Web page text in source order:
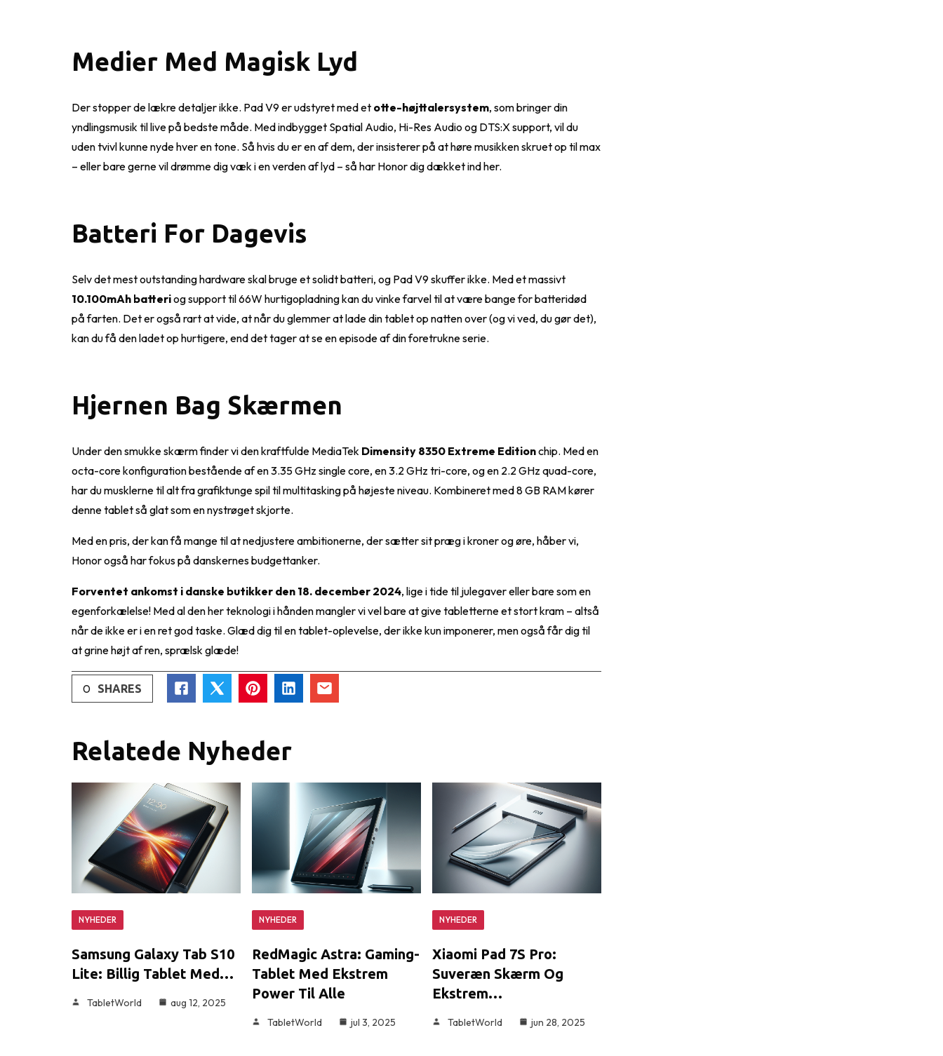
Medier Med Magisk Lyd
Der stopper de lækre detaljer ikke. Pad V9 er udstyret med et otte-højttalersystem, som bringer din
yndlingsmusik til live på bedste måde. Med indbygget Spatial Audio, Hi-Res Audio og DTS:X support, vil du
uden tvivl kunne nyde hver en tone. Så hvis du er en af dem, der insisterer på at høre musikken skruet op til max
– eller bare gerne vil drømme dig væk i en verden af lyd – så har Honor dig dækket ind her.
Batteri For Dagevis
Selv det mest outstanding hardware skal bruge et solidt batteri, og Pad V9 skuffer ikke. Med et massivt
10.100mAh batteriog support til 66W hurtigopladning kan du vinke farvel til at være bange for batteridød
på farten. Det er også rart at vide, at når du glemmer at lade din tablet op natten over (og vi ved, du gør det),
kan du få den ladet op hurtigere, end det tager at se en episode af din foretrukne serie.
Hjernen Bag Skærmen
Under den smukke skærm finder vi den kraftfulde MediaTek Dimensity 8350 Extreme Editionchip. Med en
octa-core konfiguration bestående af en 3.35 GHz single core, en 3.2 GHz tri-core, og en 2.2 GHz quad-core,
har du musklerne til alt fra grafiktunge spil til multitasking på højeste niveau. Kombineret med 8 GB RAM kører
denne tablet så glat som en nystrøget skjorte.
Med en pris, der kan få mange til at nedjustere ambitionerne, der sætter sit præg i kroner og øre, håber vi,
Honor også har fokus på danskernes budgettanker.
Forventet ankomst i danske butikker den 18. december 2024, lige i tide til julegaver eller bare som en
egenforkælelse! Med al den her teknologi i hånden mangler vi vel bare at give tabletterne et stort kram – altså
når de ikke er i en ret god taske. Glæd dig til en tablet-oplevelse, der ikke kun imponerer, men også får dig til
at grine højt af ren, sprælsk glæde!
0 SHARES
Relatede Nyheder
NYHEDER
Samsung Galaxy Tab S10
Lite: Billig Tablet Med…
TabletWorld aug 12, 2025
NYHEDER
RedMagic Astra: Gaming-
Tablet Med Ekstrem
Power Til Alle
TabletWorld jul 3, 2025
NYHEDER
Xiaomi Pad 7S Pro:
Suveræn Skærm Og
Ekstrem…
TabletWorld jun 28, 2025